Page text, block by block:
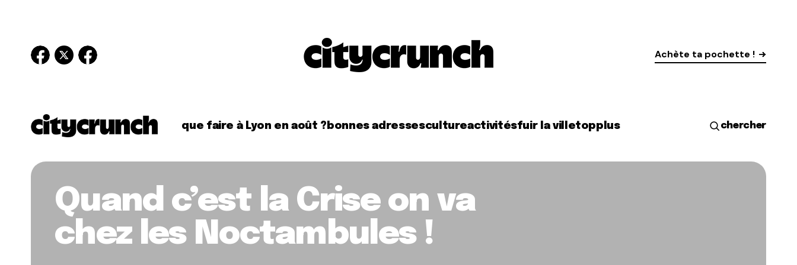
Achète ta pochette !
que faire à Lyon en août ? bonnes adressescultureactivitésfuir la villetopplus chercher
Quand c’est la Crise on va
chez les Noctambules !